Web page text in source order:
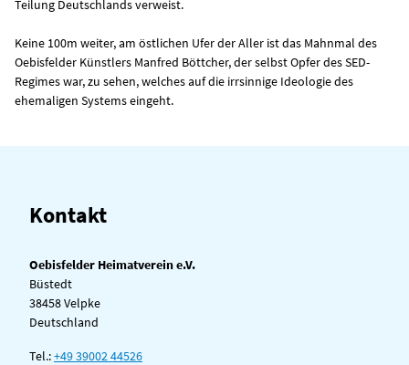
Teilung Deutschlands verweist.
Keine 100m weiter, am östlichen Ufer der Aller ist das Mahnmal des
Oebisfelder Künstlers Manfred Böttcher, der selbst Opfer des SED-
Regimes war, zu sehen, welches auf die irrsinnige Ideologie des
ehemaligen Systems eingeht.
Kontakt
Oebisfelder Heimatverein e.V.
Büstedt
38458 Velpke
Deutschland
Tel.:+49 39002 44526